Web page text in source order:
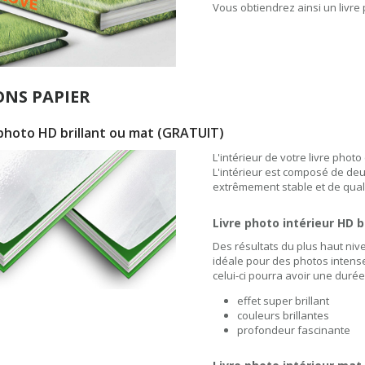
Vous obtiendrez ainsi un
PAPIER
HD brillant ou mat (GRATUIT)
L'intérieur de votre livre
L'intérieur est composé de
extrêmement stable et de
Livre photo intérieur HD
Des résultats du plus haut
idéale pour des photos
celui-ci pourra avoir une
effet super brillant
couleurs brillantes
profondeur fascinante